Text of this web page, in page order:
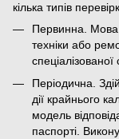
кілька типів
Первинна. Мова
техніки або
спеціалізованої
Періодична.
дії крайнього
модель
паспорті.